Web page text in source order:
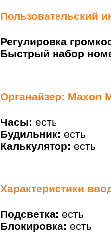
Пользовательский
Регулировка
Быстрый набор
Органайзер: Maxon
Часы: есть
Будильник: есть
Калькулятор: есть
Характеристики
Подсветка: есть
Блокировка: есть